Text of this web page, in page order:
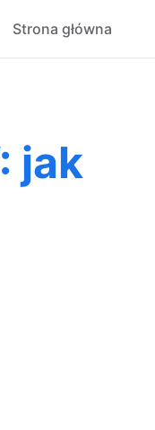
Strona główna
jak